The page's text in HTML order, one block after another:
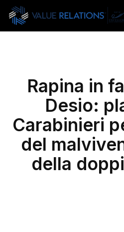
Skip
main
Rapina in
Desio:
Carabinieri
del
della